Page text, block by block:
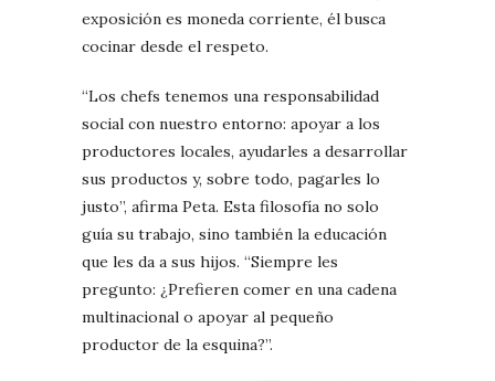
exposición es moneda corriente, él busca
cocinar desde el respeto.
“Los chefs tenemos una responsabilidad
social con nuestro entorno: apoyar a los
productores locales, ayudarles a desarrollar
sus productos y, sobre todo, pagarles lo
justo”, afirma Peta. Esta filosofía no solo
guía su trabajo, sino también la educación
que les da a sus hijos. “Siempre les
pregunto: ¿Prefieren comer en una cadena
multinacional o apoyar al pequeño
productor de la esquina?”.